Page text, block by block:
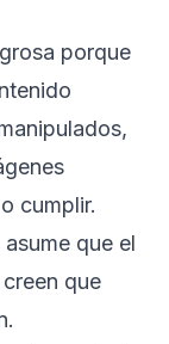
porque
cumplir.
que el
que